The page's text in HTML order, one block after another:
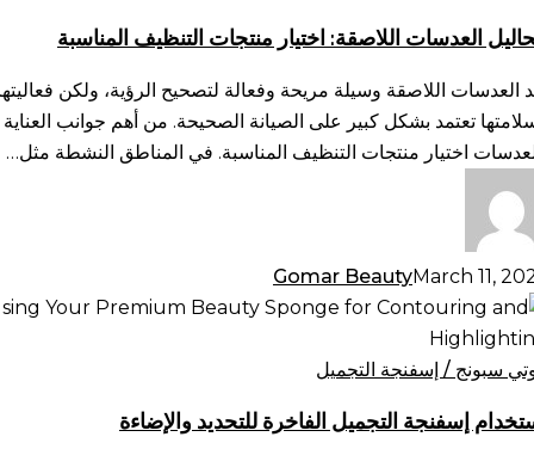
العدسات اللاصقة: اختيار منتجات التنظيف المناسبة
العدسات اللاصقة وسيلة مريحة وفعالة لتصحيح الرؤية، ولكن
تعتمد بشكل كبير على الصيانة الصحيحة. من أهم جوانب العناية
اختيار منتجات التنظيف المناسبة. في المناطق النشطة مثل…
Gomar BeautyMarch 11,
سبونج / إسفنجة التجميل
إسفنجة التجميل الفاخرة للتحديد والإضاءة